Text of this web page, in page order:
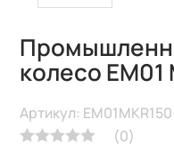
колесо EM01
(0)
Артикул: EM01MKR150